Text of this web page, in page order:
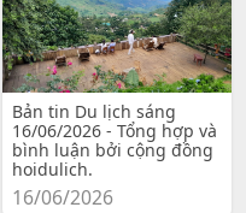
Bản tin Du lịch sáng
16/06/2026 - Tổng hợp và
bình luận bởi cộng đồng
hoidulich.
16/06/2026